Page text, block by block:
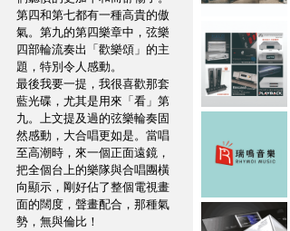
第四和第七都有一種高貴的傲
氣。第九的第四樂章中，弦樂
四部輪流奏出「歡樂頌」的主
題，特別令人感動。
最後我要一提，我很喜歡那套
藍光碟，尤其是用來「看」第
九。上文提及過的弦樂輪奏固
然感動，大合唱更如是。當唱
至高潮時，來一個正面遠鏡，
把全個台上的樂隊與合唱團橫
向顯示，剛好佔了整個電視畫
面的闊度，聲畫配合，那種氣
勢，無與倫比！